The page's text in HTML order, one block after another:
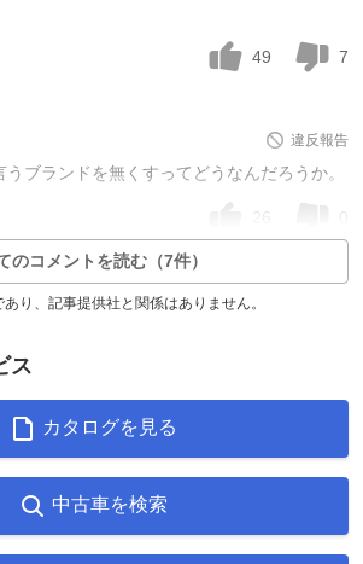
49 7
違反報告
ブランドを無くすってどうなんだろうか。
のコメントを読む（7件）
り、記事提供社と関係はありません。
ス
カタログを見る
中古車を検索